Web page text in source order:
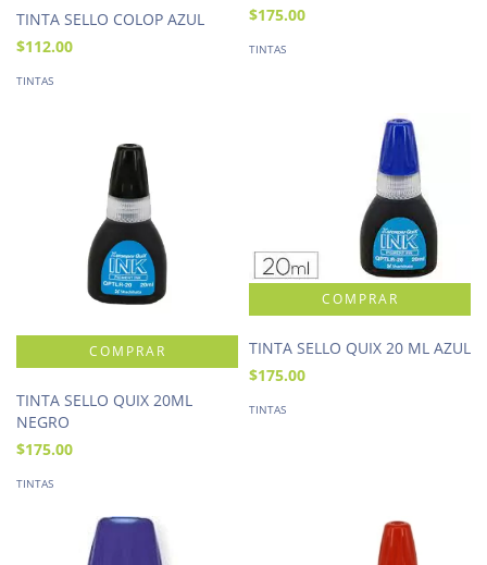
TINTA SELLO COLOP AZUL
$112.00
TINTAS
$175.00
TINTAS
TINTA SELLO QUIX 20ML
NEGRO
$175.00
TINTAS
TINTA SELLO QUIX 20 ML AZUL
$175.00
TINTAS